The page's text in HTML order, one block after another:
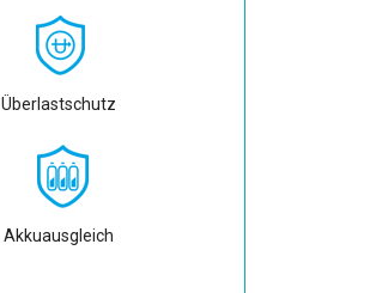
Überlastschutz
Akkuausgleich